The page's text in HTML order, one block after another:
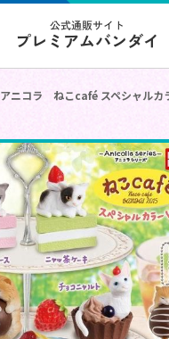
公式通販サイト
プレミアムバンダイ
アニコラ ねこcafé スペシャルカ